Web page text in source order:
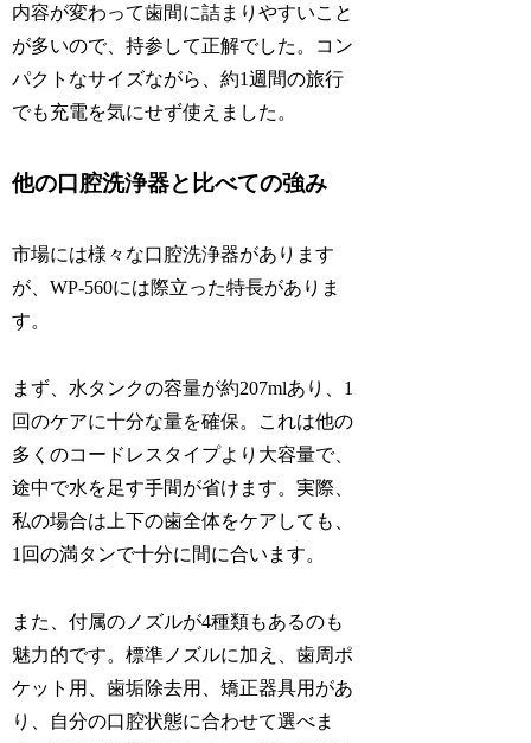
内容が変わって歯間に詰まりやすいこと
が多いので、持参して正解でした。コン
パクトなサイズながら、約1週間の旅行
でも充電を気にせず使えました。
他の口腔洗浄器と比べての強み
市場には様々な口腔洗浄器があります
が、WP-560には際立った特長がありま
す。
まず、水タンクの容量が約207mlあり、1
回のケアに十分な量を確保。これは他の
多くのコードレスタイプより大容量で、
途中で水を足す手間が省けます。実際、
私の場合は上下の歯全体をケアしても、
1回の満タンで十分に間に合います。
また、付属のノズルが4種類もあるのも
魅力的です。標準ノズルに加え、歯周ポ
ケット用、歯垢除去用、矯正器具用があ
り、自分の口腔状態に合わせて選べま